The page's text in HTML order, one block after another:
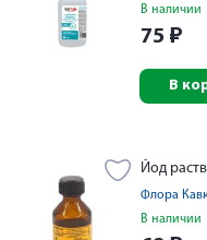
В наличии
75 ₽
В
Йод
Флора
В наличии